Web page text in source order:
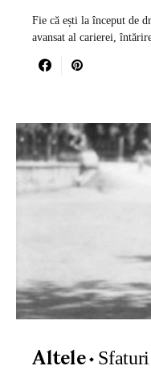
Fie că ești la început de
avansat al carierei,
Altele